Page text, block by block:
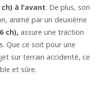
à l’avant. De plus, son
animé par un deuxième
ch), assure une traction
Que ce soit pour une
sur terrain accidenté, ce
et sûre.